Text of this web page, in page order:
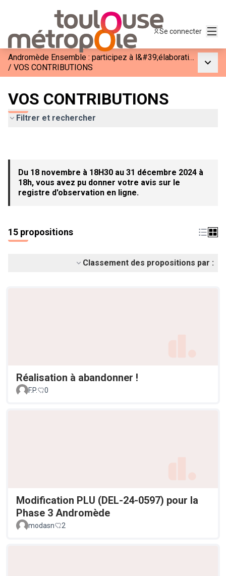
Se connecter
Andromède Ensemble : participez à l&#39;élaboration de la phase 3
/ VOS CONTRIBUTIONS
VOS CONTRIBUTIONS
Filtrer et rechercher
Du 18 novembre à 18H30 au 31 décembre 2024 à
18h, vous avez pu donner votre avis sur le
registre d'observation en ligne.
15 propositions
Classement des propositions par :
Réalisation à abandonner !
F.P. 0
Modification PLU (DEL-24-0597) pour la
Phase 3 Andromède
modasn 2